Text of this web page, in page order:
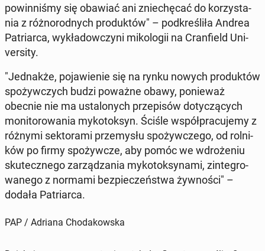
po­win­ni­śmy się obawiać ani znie­chę­cać do ko­rzy­sta­
nia z róż­no­rod­nych pro­duk­tów" – pod­kre­śli­ła Andrea
Pa­triar­ca, wy­kła­dow­czy­ni mi­ko­lo­gii na Cran­field Uni­
ver­si­ty.
"Jed­nak­że, po­ja­wie­nie się na rynku nowych pro­duk­tów
spo­żyw­czych budzi poważne obawy, po­nie­waż
obecnie nie ma usta­lo­nych prze­pi­sów do­ty­czą­cych
mo­ni­to­ro­wa­nia my­ko­tok­syn. Ściśle współ­pra­cu­je­my z
różnymi sek­to­ra­mi prze­my­słu spo­żyw­cze­go, od rol­ni­
ków po firmy spo­żyw­cze, aby pomóc we wdro­że­niu
sku­tecz­ne­go za­rzą­dza­nia my­ko­tok­sy­na­mi, zin­te­gro­
wa­ne­go z normami bez­pie­czeń­stwa żyw­no­ści" –
dodała Pa­triar­ca.
PAP / Adriana Chodakowska